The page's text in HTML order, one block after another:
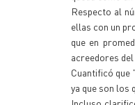
Respecto al
ellas con un
que en
acreedores
Cuantificó que
ya que son los